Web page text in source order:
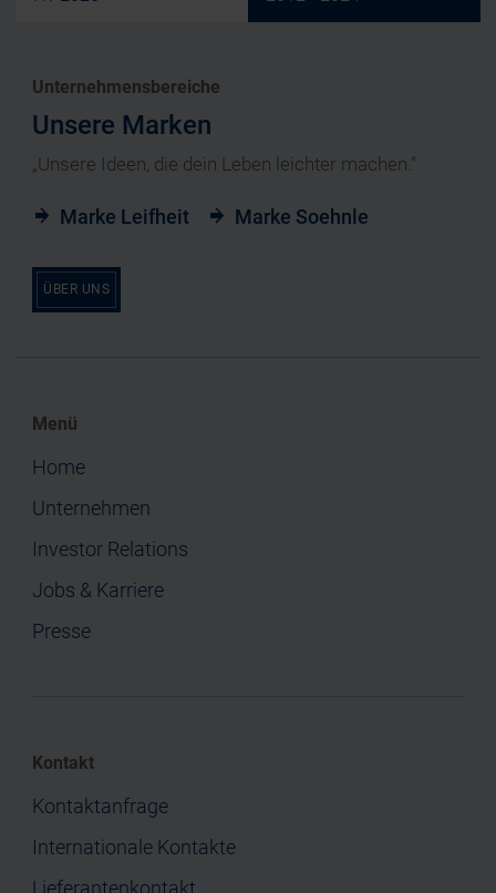
Unternehmensbereiche
Unsere Marken
„Unsere Ideen, die dein Leben leichter machen.“
Marke Leifheit Marke Soehnle
ÜBER UNS
Menü
Home
Unternehmen
Investor Relations
Jobs & Karriere
Presse
Kontakt
Kontaktanfrage
Internationale Kontakte
Lieferantenkontakt